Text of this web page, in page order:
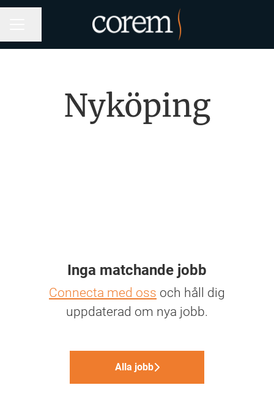
Nyköping
Inga matchande jobb
Connecta med oss och håll dig
uppdaterad om nya jobb.
Alla jobb